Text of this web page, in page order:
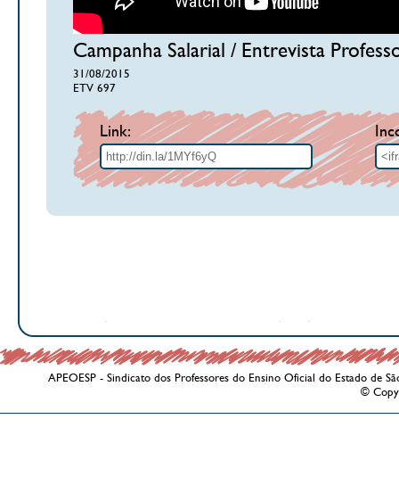
Campanha Salarial / Entrevista
31/08/2015
ETV 697
Link:
APEOESP - Sindicato dos Professores do Ensino Oficial do Estado de
©